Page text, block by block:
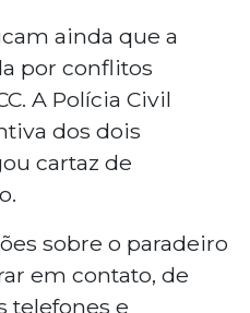
ainda que a
por conflitos
A Polícia Civil
dos dois
cartaz de
sobre o paradeiro
em contato, de
telefones e